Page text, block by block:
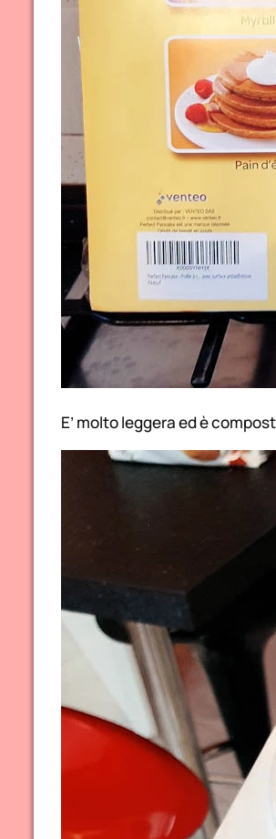
E’ molto leggera ed è